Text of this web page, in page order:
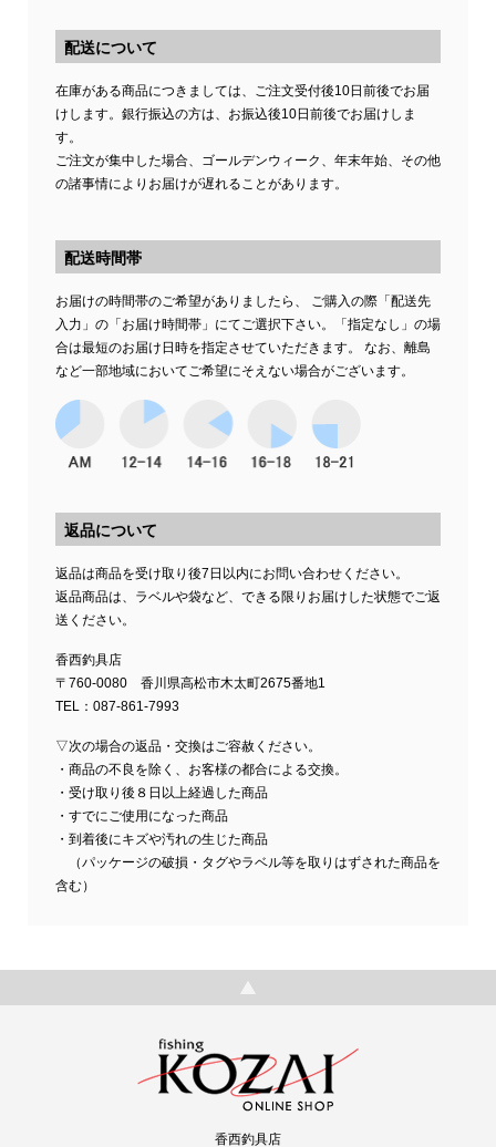
配送について
在庫がある商品につきましては、ご注文受付後10日前後でお届
けします。銀行振込の方は、お振込後10日前後でお届けしま
す。
ご注文が集中した場合、ゴールデンウィーク、年末年始、その他
の諸事情によりお届けが遅れることがあります。
配送時間帯
お届けの時間帯のご希望がありましたら、 ご購入の際「配送先
入力」の「お届け時間帯」にてご選択下さい。「指定なし」の場
合は最短のお届け日時を指定させていただきます。 なお、離島
など一部地域においてご希望にそえない場合がございます。
返品について
返品は商品を受け取り後7日以内にお問い合わせください。
返品商品は、ラベルや袋など、できる限りお届けした状態でご返
送ください。
香西釣具店
〒760-0080 香川県高松市木太町2675番地1
TEL：087-861-7993
▽次の場合の返品・交換はご容赦ください。
・商品の不良を除く、お客様の都合による交換。
・受け取り後８日以上経過した商品
・すでにご使用になった商品
・到着後にキズや汚れの生じた商品
（パッケージの破損・タグやラベル等を取りはずされた商品を
含む）
香西釣具店